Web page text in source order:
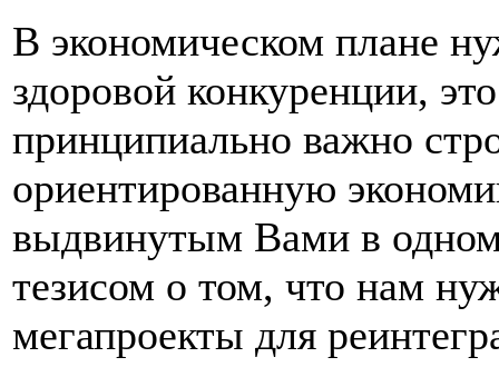
В экономическом плане
здоровой конкуренции,
принципиально важно
ориентированную
выдвинутым Вами в
тезисом о том, что нам
мегапроекты для